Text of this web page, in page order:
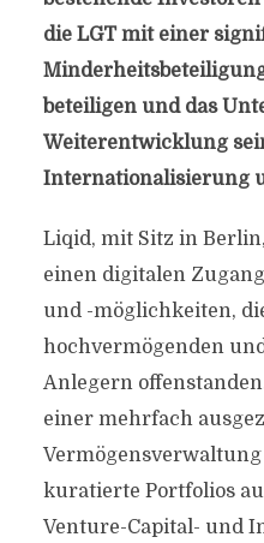
die LGT mit einer
beteiligen und das
Weiterentwicklung
Internationalisierung
Liqid, mit Sitz in
einen digitalen
und -möglichkeiten,
hochvermögenden
Anlegern
einer mehrfach
kuratierte Portfolios
Venture-Capital- und